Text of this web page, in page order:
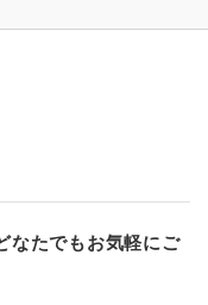
なたでもお気軽にご